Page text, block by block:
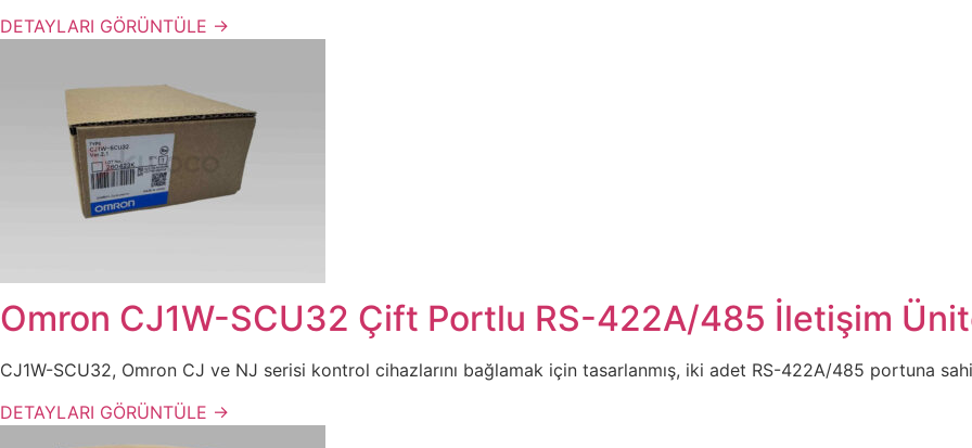
DETAYLARI GÖRÜNTÜLE →
Omron CJ1W-SCU32 Çift Portlu RS-422A/485 İletişim
CJ1W-SCU32, Omron CJ ve NJ serisi kontrol cihazlarını bağlamak için tasarlanmış, iki adet RS-422A/485 portuna
DETAYLARI GÖRÜNTÜLE →